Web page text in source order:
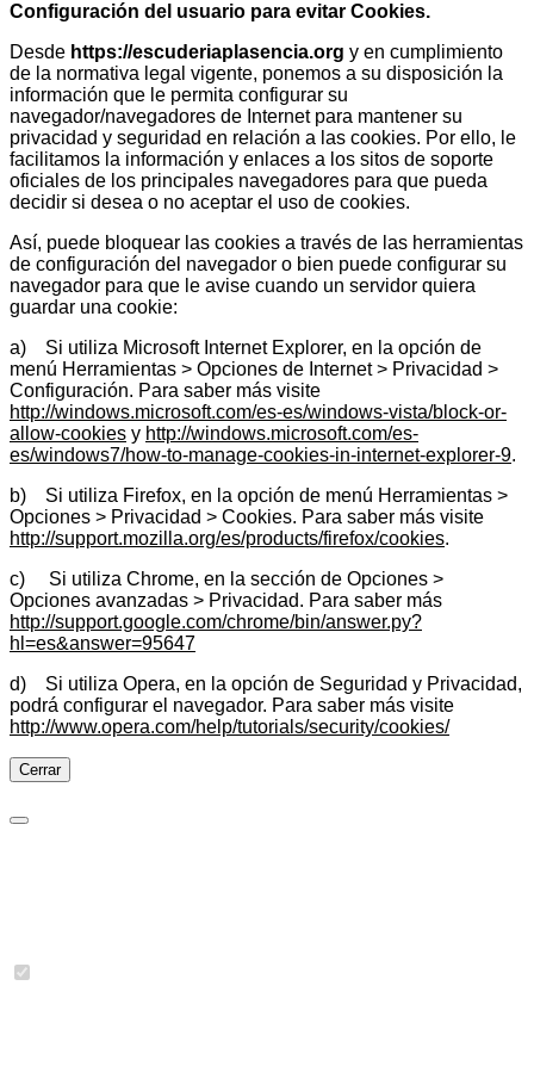
Configuración del usuario para evitar Cookies.
Desde https://escuderiaplasencia.org y en cumplimiento
de la normativa legal vigente, ponemos a su disposición la
información que le permita configurar su
navegador/navegadores de Internet para mantener su
privacidad y seguridad en relación a las cookies. Por ello, le
facilitamos la información y enlaces a los sitos de soporte
oficiales de los principales navegadores para que pueda
decidir si desea o no aceptar el uso de cookies.
Así, puede bloquear las cookies a través de las herramientas
de configuración del navegador o bien puede configurar su
navegador para que le avise cuando un servidor quiera
guardar una cookie:
a) Si utiliza Microsoft Internet Explorer, en la opción de
menú Herramientas > Opciones de Internet > Privacidad >
Configuración. Para saber más visite
http://windows.microsoft.com/es-es/windows-vista/block-or-
allow-cookies y http://windows.microsoft.com/es-
es/windows7/how-to-manage-cookies-in-internet-explorer-9.
b) Si utiliza Firefox, en la opción de menú Herramientas >
Opciones > Privacidad > Cookies. Para saber más visite
http://support.mozilla.org/es/products/firefox/cookies.
c) Si utiliza Chrome, en la sección de Opciones >
Opciones avanzadas > Privacidad. Para saber más
http://support.google.com/chrome/bin/answer.py?
hl=es&answer=95647
d) Si utiliza Opera, en la opción de Seguridad y Privacidad,
podrá configurar el navegador. Para saber más visite
http://www.opera.com/help/tutorials/security/cookies/
Cerrar